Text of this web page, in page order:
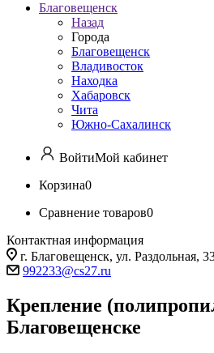
Благовещенск
Назад
Города
Благовещенск
Владивосток
Находка
Хабаровск
Чита
Южно-Сахалинск
ВойтиМой кабинет
Корзина0
Сравнение товаров0
Контактная информация
г. Благовещенск, ул. Раздольная,
992233@cs27.ru
Крепление
Благовещенске